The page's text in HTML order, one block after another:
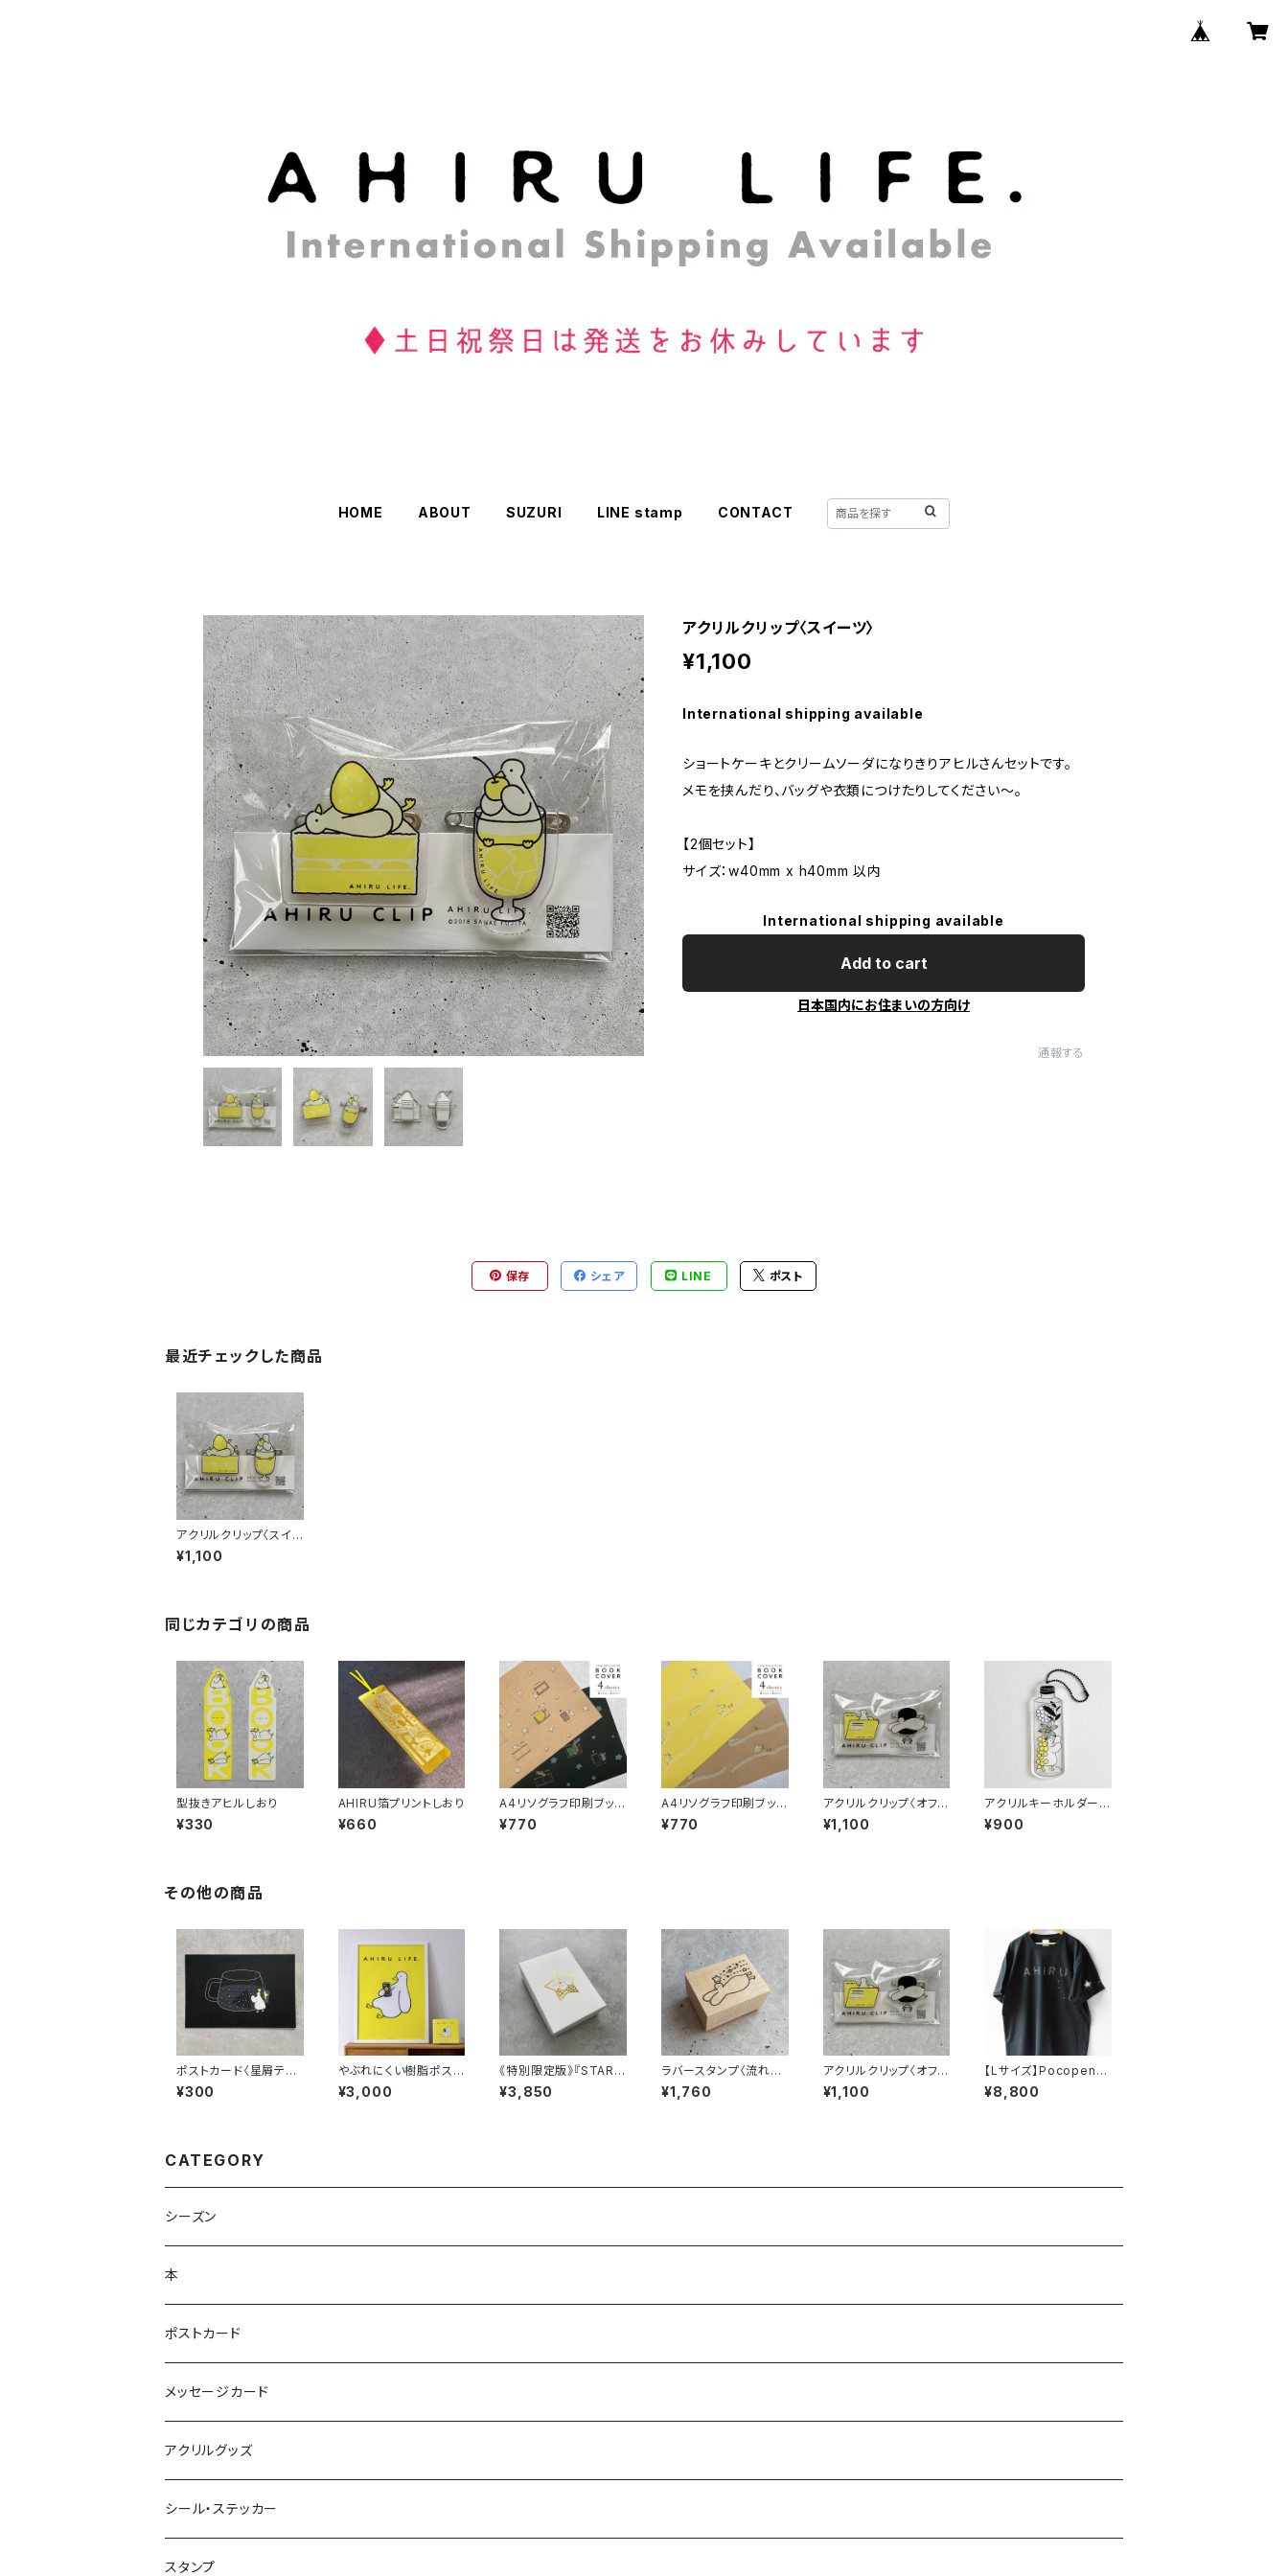
HOME ABOUT SUZURI LINE stamp CONTACT
アクリルクリップ〈スイーツ〉
¥1,100
International shipping available
ショートケーキとクリームソーダになりきりアヒルさんセットです。
メモを挟んだり、バッグや衣類につけたりしてください〜。
【2個セット】
サイズ：w40mm x h40mm 以内
International shipping available
Add to cart
日本国内にお住まいの方向け
通報する
保存 シェア LINE ポスト
最近チェックした商品
アクリルクリップ〈スイ
ーツ〉
¥1,100
同じカテゴリの商品
型抜きアヒルしおり
¥330
AHIRU箔プリントしおり
¥660
A4リソグラフ印刷ブック
カバー〈スターアヒル〉
¥770
A4リソグラフ印刷ブック
カバー〈本のプレゼン
ト〉
¥770
アクリルクリップ〈オフィ
ス〉
¥1,100
アクリルキーホルダー
〈ハーバリウム〉
¥900
その他の商品
ポストカード〈星屑ティ
ーバッグ〉
¥300
やぶれにくい樹脂ポスタ
ー〈A2・A1サイズ〉
¥3,000
《特別限定版》『STAR A
HIRU BOX（日本版）』
¥3,850
ラバースタンプ〈流れ星
アヒル〉
¥1,760
アクリルクリップ〈オフィ
ス〉
¥1,100
【Lサイズ】Pocopenコ
ラボTシャツ〈スターア
ヒル〉
¥8,800
CATEGORY
シーズン
本
ポストカード
メッセージカード
アクリルグッズ
シール・ステッカー
スタンプ